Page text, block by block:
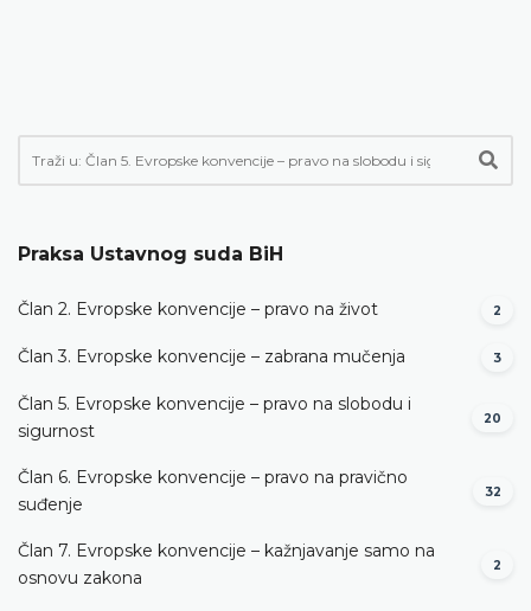
Praksa Ustavnog suda BiH
Član 2. Evropske konvencije – pravo na život 2
Član 3. Evropske konvencije – zabrana mučenja 3
Član 5. Evropske konvencije – pravo na slobodu i
sigurnost
20
Član 6. Evropske konvencije – pravo na pravično
suđenje
32
Član 7. Evropske konvencije – kažnjavanje samo na
osnovu zakona
2